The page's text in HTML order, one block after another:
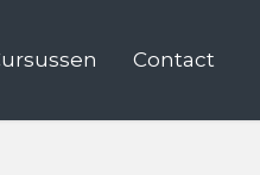
Contact